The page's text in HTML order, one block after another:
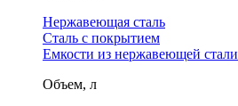
Нержавеющая сталь
Сталь с покрытием
Емкости из нержавеющей стали
Объем, л